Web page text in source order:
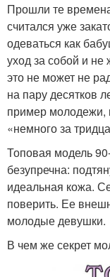
Прошли те
считался уже
одеваться как
уход за собой и
это не может не
на пару десятков
пример молодежи,
«немного за
Топовая модель
безупречна:
идеальная кожа.
поверить. Ее
молодые девушки.
В чем же секрет